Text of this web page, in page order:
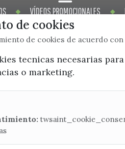
VÍDEOS PROMOCIONALES
x / twitter
de cookies
de cookies de acuerdo
tecnicas necesarias
o marketing.